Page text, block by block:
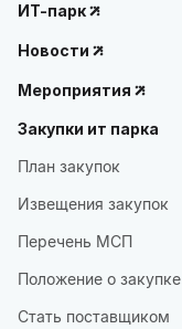
ИТ-парк
Новости
Мероприятия
Закупки ит парка
План закупок
Извещения закупок
Перечень МСП
Положение о закупке
Стать поставщиком